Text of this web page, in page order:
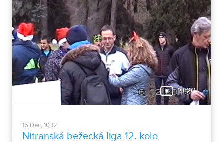
19:20
15.Dec, 10:12
Nitranská bežecká liga 12. kolo